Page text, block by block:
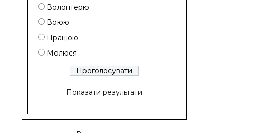
Волонтерю
Воюю
Працюю
Молюся
Показати результати